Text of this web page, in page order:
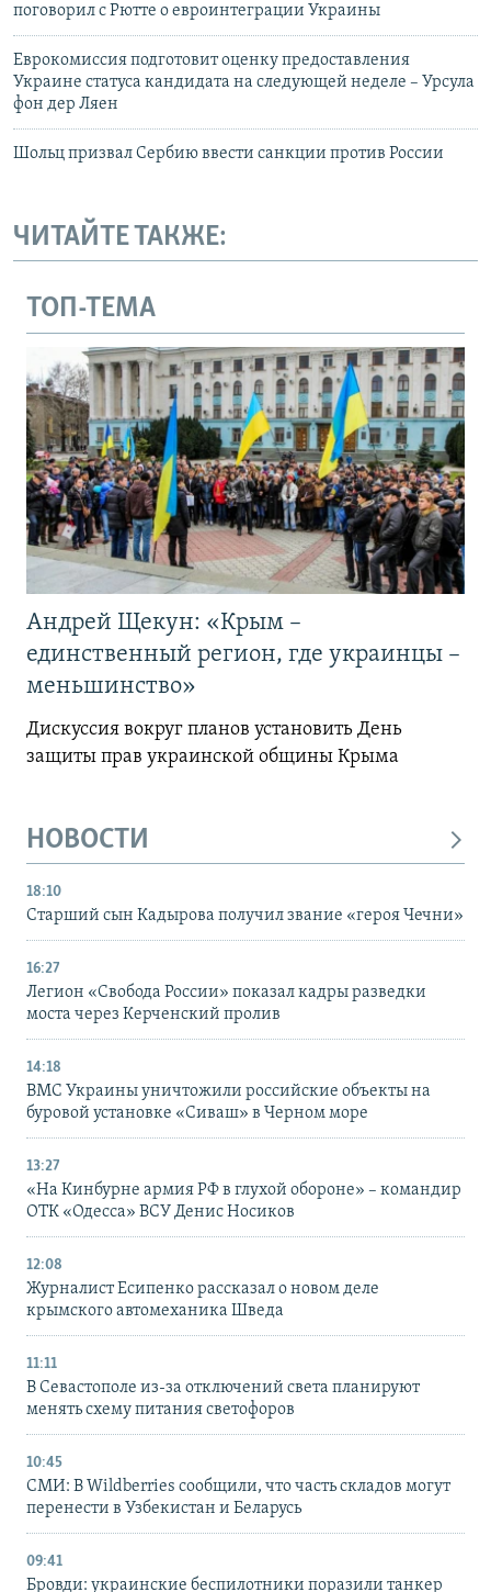
поговорил с Рютте о евроинтеграции Украины
Еврокомиссия подготовит оценку предоставления
Украине статуса кандидата на следующей неделе – Урсула
фон дер Ляен
Шольц призвал Сербию ввести санкции против России
ЧИТАЙТЕ ТАКЖЕ:
ТОП-ТЕМА
Андрей Щекун: «Крым –
единственный регион, где украинцы –
меньшинство»
Дискуссия вокруг планов установить День
защиты прав украинской общины Крыма
НОВОСТИ
18:10
Старший сын Кадырова получил звание «героя Чечни»
16:27
Легион «Свобода России» показал кадры разведки
моста через Керченский пролив
14:18
ВМС Украины уничтожили российские объекты на
буровой установке «Сиваш» в Черном море
13:27
«На Кинбурне армия РФ в глухой обороне» – командир
ОТК «Одесса» ВСУ Денис Носиков
12:08
Журналист Есипенко рассказал о новом деле
крымского автомеханика Шведа
11:11
В Севастополе из-за отключений света планируют
менять схему питания светофоров
10:45
СМИ: В Wildberries сообщили, что часть складов могут
перенести в Узбекистан и Беларусь
09:41
Бровди: украинские беспилотники поразили танкер